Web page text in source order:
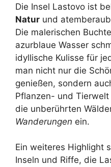
Die Insel Lastovo ist
Natur und
Die malerischen
azurblaue Wasser
idyllische Kulisse für
man nicht nur die
genießen, sondern
Pflanzen- und
die unberührten
Wanderungen ein.
Ein weiteres Highlight
Inseln und Riffe, die